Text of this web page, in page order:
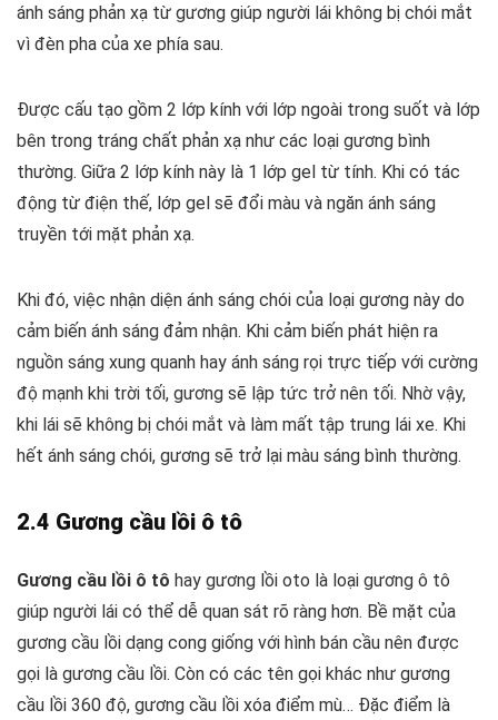
ánh sáng phản xạ từ gương giúp người lái không bị chói mắt
vì đèn pha của xe phía sau.
Được cấu tạo gồm 2 lớp kính với lớp ngoài trong suốt và lớp
bên trong tráng chất phản xạ như các loại gương bình
thường. Giữa 2 lớp kính này là 1 lớp gel từ tính. Khi có tác
động từ điện thế, lớp gel sẽ đổi màu và ngăn ánh sáng
truyền tới mặt phản xạ.
Khi đó, việc nhận diện ánh sáng chói của loại gương này do
cảm biến ánh sáng đảm nhận. Khi cảm biến phát hiện ra
nguồn sáng xung quanh hay ánh sáng rọi trực tiếp với cường
độ mạnh khi trời tối, gương sẽ lập tức trở nên tối. Nhờ vậy,
khi lái sẽ không bị chói mắt và làm mất tập trung lái xe. Khi
hết ánh sáng chói, gương sẽ trở lại màu sáng bình thường.
2.4 Gương cầu lồi ô tô
Gương cầu lồi ô tô hay gương lồi oto là loại gương ô tô
giúp người lái có thể dễ quan sát rõ ràng hơn. Bề mặt của
gương cầu lồi dạng cong giống với hình bán cầu nên được
gọi là gương cầu lồi. Còn có các tên gọi khác như gương
cầu lồi 360 độ, gương cầu lồi xóa điểm mù… Đặc điểm là